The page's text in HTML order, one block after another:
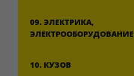
09. ЭЛЕКТРИКА,
ЭЛЕКТРООБОРУДОВАНИЕ
10. КУЗОВ